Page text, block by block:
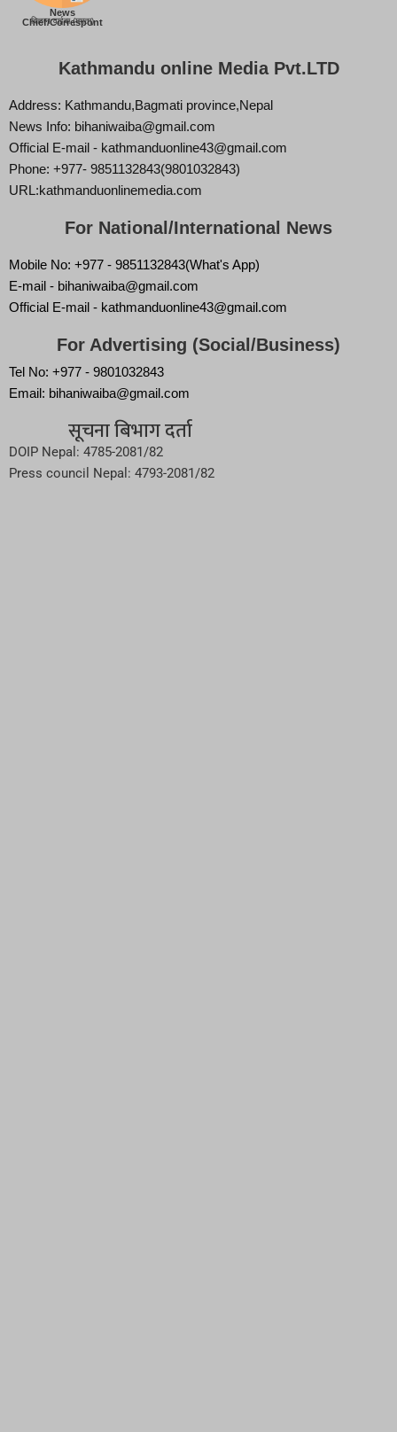
News
Chief/Correspont
बिज्ञान वाईबा (ममता)
Kathmandu online Media Pvt.LTD
Address: Kathmandu,Bagmati province,Nepal
News Info: bihaniwaiba@gmail.com
Official E-mail - kathmanduonline43@gmail.com
Phone: +977- 9851132843(9801032843)
URL:kathmanduonlinemedia.com
For National/International News
Mobile No: +977 - 9851132843(What's App)
E-mail - bihaniwaiba@gmail.com
Official E-mail - kathmanduonline43@gmail.com
For Advertising (Social/Business)
Tel No: +977 - 9801032843
Email: bihaniwaiba@gmail.com
सूचना बिभाग दर्ता
DOIP Nepal: 4785-2081/82
Press council Nepal: 4793-2081/82